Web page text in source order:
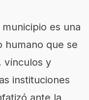
es una
humano que se
vínculos y
instituciones
ante la